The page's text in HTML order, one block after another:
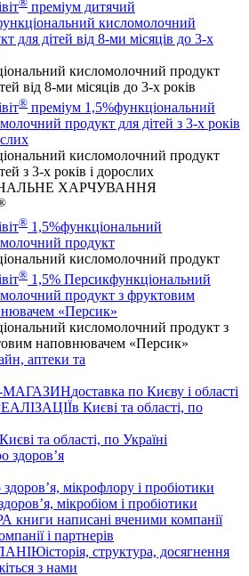
преміум дитячий
кисломолочний
для дітей від 8-ми місяців до 3-х
кисломолочний продукт
від 8-ми місяців до 3-х років
® преміум 1,5%функціональний
продукт для дітей з 3-х років
кисломолочний продукт
з 3-х років і дорослих
ХАРЧУВАННЯ
® 1,5%функціональний
продукт
кисломолочний продукт
® 1,5% Персикфункціональний
продукт з фруктовим
«Персик»
кисломолочний продукт з
наповнювачем «Персик»
аптеки та
МАГАЗИНдоставка по Києву і області
в Києві та області, по
та області, по Україні
здоров’я
мікрофлору і пробіотики
мікробіом і пробіотики
книги написані вченими компанії
і партнерів
історія, структура, досягнення
з нами